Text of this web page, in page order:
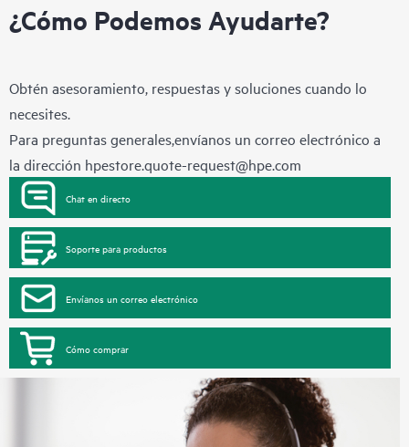
¿Cómo Podemos Ayudarte?
Obtén asesoramiento, respuestas y soluciones cuando lo
necesites.
Para preguntas generales,envíanos un correo electrónico a
la dirección hpestore.quote-request@hpe.com
Chat en directo
Soporte para productos
Envíanos un correo electrónico
Cómo comprar